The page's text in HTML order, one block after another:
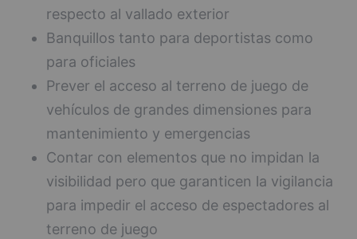
respecto al vallado exterior
Banquillos tanto para deportistas como
para oficiales
Prever el acceso al terreno de juego de
vehículos de grandes dimensiones para
mantenimiento y emergencias
Contar con elementos que no impidan la
visibilidad pero que garanticen la vigilancia
para impedir el acceso de espectadores al
terreno de juego